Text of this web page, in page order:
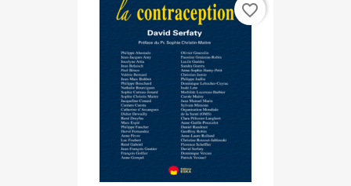
favorite_border